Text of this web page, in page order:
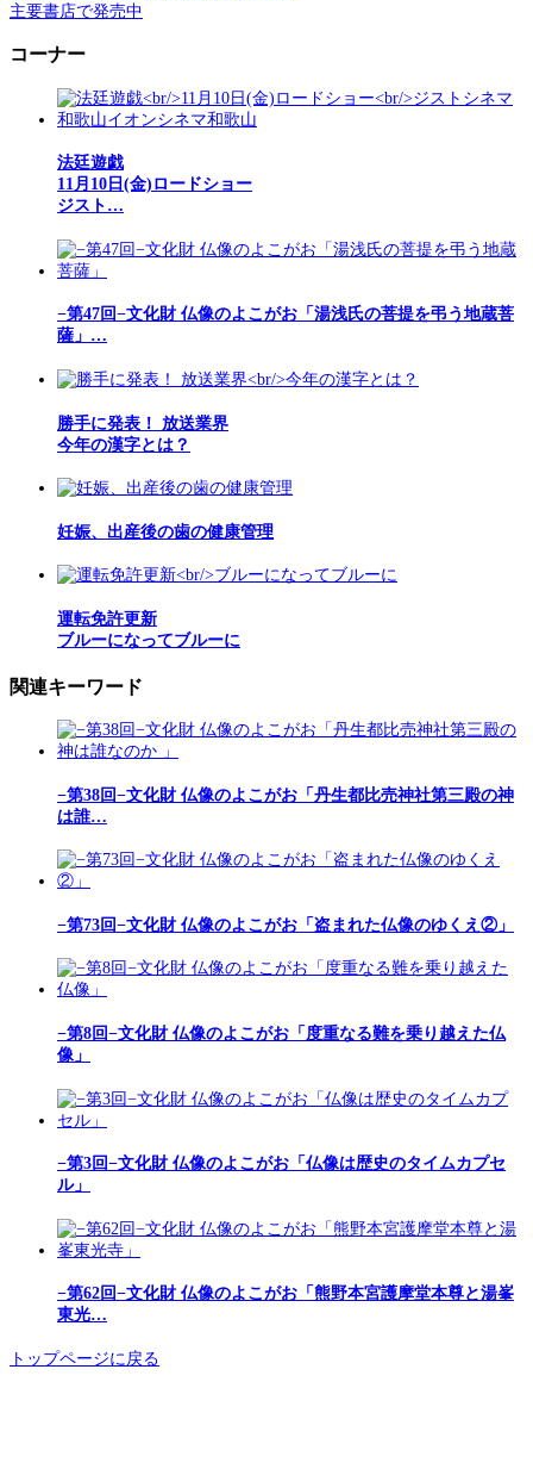
主要書店で発売中
コーナー
法廷遊戯
11月10日(金)ロードショー
ジスト…
−第47回−文化財 仏像のよこがお「湯浅氏の菩提を弔う地蔵菩
薩」…
勝手に発表！ 放送業界
今年の漢字とは？
妊娠、出産後の歯の健康管理
運転免許更新
ブルーになってブルーに
関連キーワード
−第38回−文化財 仏像のよこがお「丹生都比売神社第三殿の神
は誰…
−第73回−文化財 仏像のよこがお「盗まれた仏像のゆくえ②」
−第8回−文化財 仏像のよこがお「度重なる難を乗り越えた仏
像」
−第3回−文化財 仏像のよこがお「仏像は歴史のタイムカプセ
ル」
−第62回−文化財 仏像のよこがお「熊野本宮護摩堂本尊と湯峯
東光…
トップページに戻る